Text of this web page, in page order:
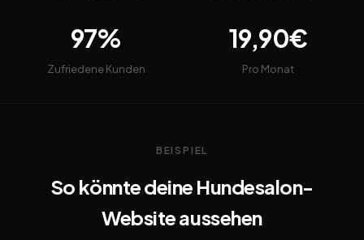
97%
Zufriedene Kunden
19,90€
Pro Monat
BEISPIEL
So könnte deine Hundesalon-
Website aussehen